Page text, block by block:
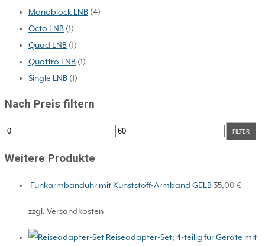
Monoblock LNB (4)
Octo LNB (1)
Quad LNB (1)
Quattro LNB (1)
Single LNB (1)
Nach Preis filtern
Min.
Max.
FILTER
Weitere Produkte
Funkarmbanduhr mit Kunststoff-Armband GELB35,00 €
zzgl. Versandkosten
Reiseadapter-Set; 4-teilig für Geräte mit